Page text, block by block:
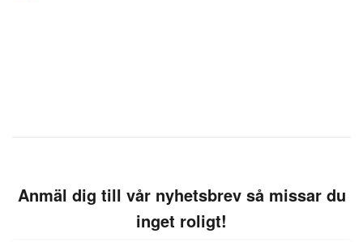
Anmäl dig till vår nyhetsbrev så missar du
inget roligt!